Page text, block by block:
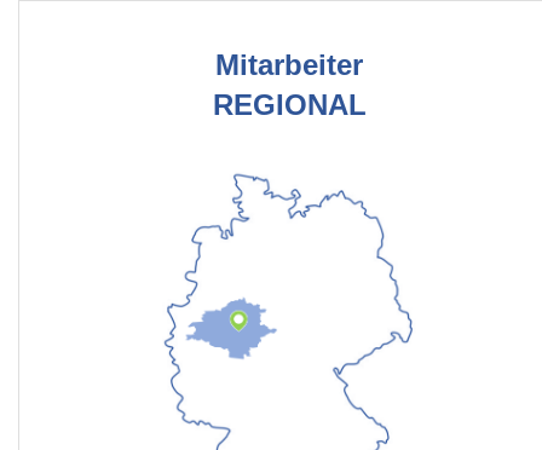
Mitarbeiter
REGIONAL